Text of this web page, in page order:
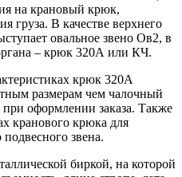
на крановый крюк,
груза. В качестве верхнего
овальное звено Ов2, в
– крюк 320А или КЧ.
крюк 320А
размерам чем чалочный
оформлении заказа. Также
кранового крюка для
звена.
биркой, на которой